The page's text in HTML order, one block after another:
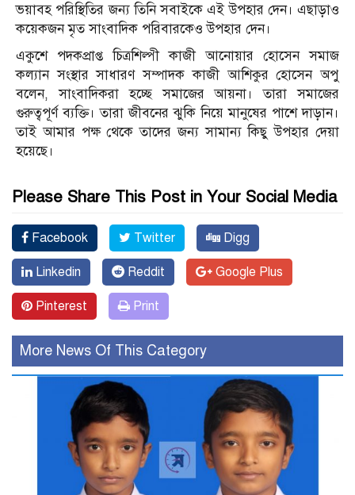
ভয়াবহ পরিস্থিতির জন্য তিনি সবাইকে এই উপহার দেন। এছাড়াও
কয়েকজন মৃত সাংবাদিক পরিবারকেও উপহার দেন।
একুশে পদকপ্রাপ্ত চিত্রশিল্পী কাজী আনোয়ার হোসেন সমাজ
কল্যান সংস্থার সাধারণ সম্পাদক কাজী আশিকুর হোসেন অপু
বলেন, সাংবাদিকরা হচ্ছে সমাজের আয়না। তারা সমাজের
গুরুত্বপূর্ণ ব্যক্তি। তারা জীবনের ঝুকি নিয়ে মানুষের পাশে দাড়ান।
তাই আমার পক্ষ থেকে তাদের জন্য সামান্য কিছু উপহার দেয়া
হয়েছে।
Please Share This Post in Your Social Media
Facebook Twitter Digg
Linkedin Reddit Google Plus
Pinterest Print
More News Of This Category